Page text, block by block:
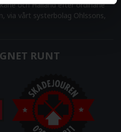
och Halland efter ordinarie
via vårt systerbolag Ohlssons,
RUNT